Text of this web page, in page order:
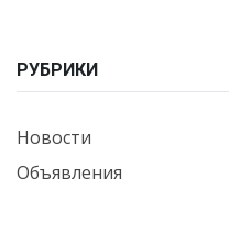
РУБРИКИ
Новости
Объявления